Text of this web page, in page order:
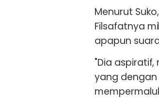
Menurut
Filsafatnya
apapun
"Dia
yang dengan